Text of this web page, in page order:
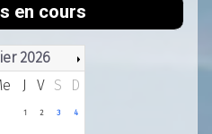
en cours
2026
J V S D
1 2 3 4